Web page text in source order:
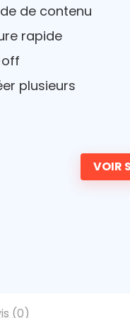
de contenu
rapide
plusieurs
VOIR
(0)